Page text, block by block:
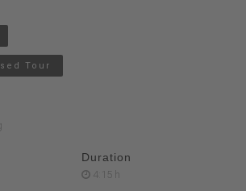
Tour
Duration
4:15 h